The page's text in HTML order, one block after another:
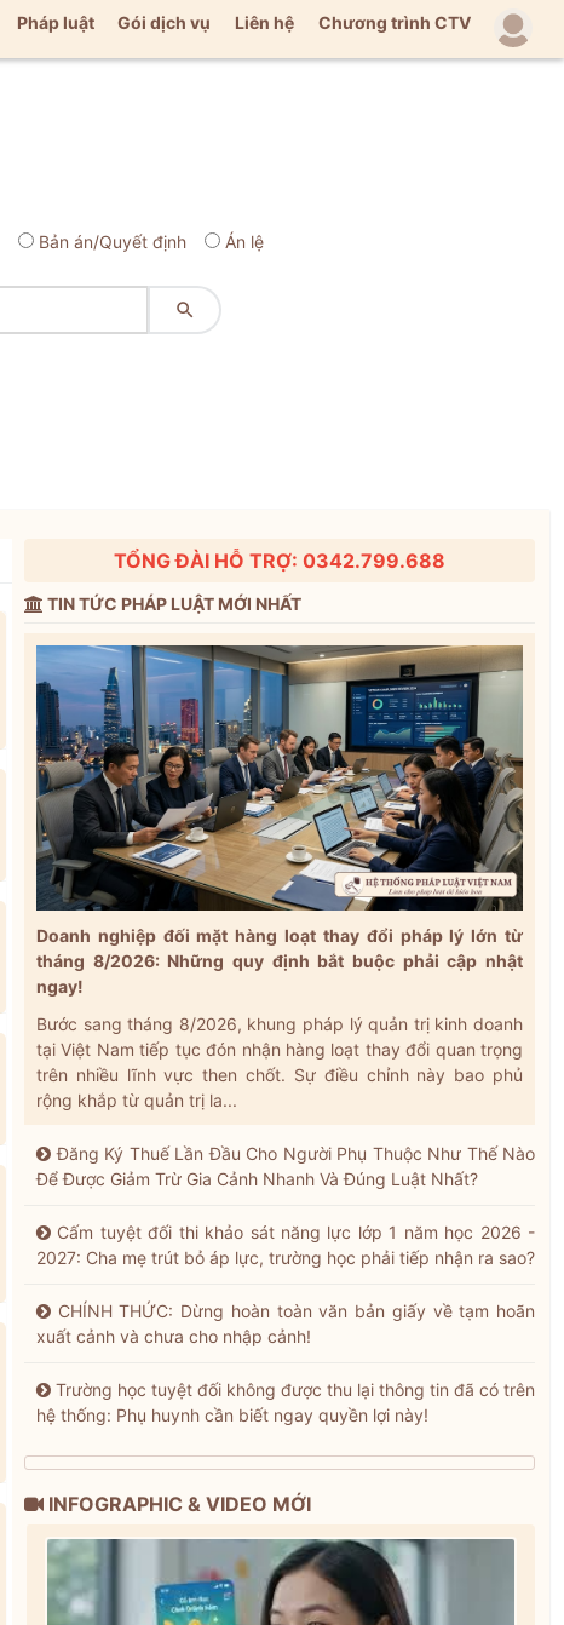
Pháp luật Gói dịch vụ Liên hệ Chương trình CTV
Bản án/Quyết định Án lệ

TỔNG ĐÀI HỖ TRỢ: 0342.799.688
TIN TỨC PHÁP LUẬT MỚI NHẤT
Doanh nghiệp đối mặt hàng loạt thay đổi pháp lý lớn từ
tháng 8/2026: Những quy định bắt buộc phải cập nhật
ngay!
Bước sang tháng 8/2026, khung pháp lý quản trị kinh doanh
tại Việt Nam tiếp tục đón nhận hàng loạt thay đổi quan trọng
trên nhiều lĩnh vực then chốt. Sự điều chỉnh này bao phủ
rộng khắp từ quản trị la...
Đăng Ký Thuế Lần Đầu Cho Người Phụ Thuộc Như Thế Nào
Để Được Giảm Trừ Gia Cảnh Nhanh Và Đúng Luật Nhất?
Cấm tuyệt đối thi khảo sát năng lực lớp 1 năm học 2026 -
2027: Cha mẹ trút bỏ áp lực, trường học phải tiếp nhận ra sao?
CHÍNH THỨC: Dừng hoàn toàn văn bản giấy về tạm hoãn
xuất cảnh và chưa cho nhập cảnh!
Trường học tuyệt đối không được thu lại thông tin đã có trên
hệ thống: Phụ huynh cần biết ngay quyền lợi này!
INFOGRAPHIC & VIDEO MỚI